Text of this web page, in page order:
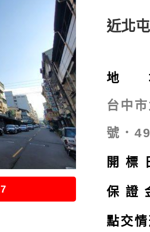
近北
地
台中
號．
開標
保證
點交